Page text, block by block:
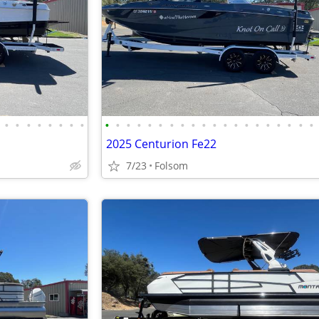
• • • • • • • • • • • • • • • • • • • • • • • • • • • •
2025 Centurion Fe22
7/23 Folsom